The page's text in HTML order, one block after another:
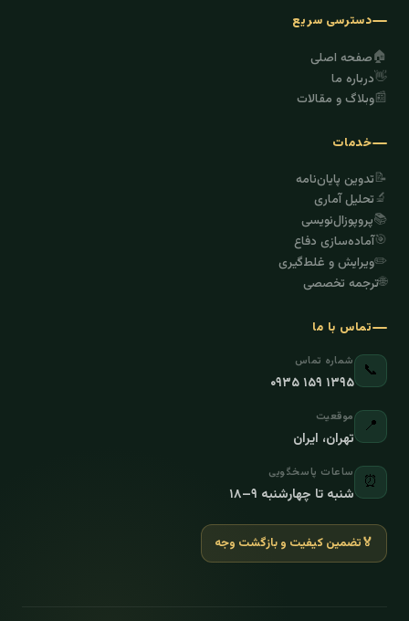
دسترسی سریع
🏠صفحه اصلی
👋درباره ما
📰وبلاگ و مقالات
خدمات
📝تدوین پایان‌نامه
🔬تحلیل آماری
📚پروپوزال‌نویسی
🎯آماده‌سازی دفاع
✏️ویرایش و غلط‌گیری
🌐ترجمه تخصصی
تماس با ما
📞 شماره تماس
۰۹۳۵ ۱۵۹ ۱۳۹۵
📍 موقعیت
تهران، ایران
⏰ ساعات پاسخگویی
شنبه تا چهارشنبه ۹–۱۸
🏅تضمین کیفیت و بازگشت وجه